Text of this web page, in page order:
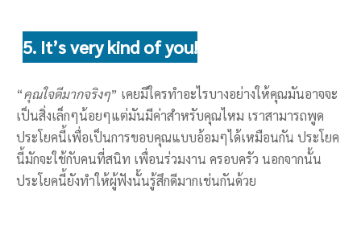
5. It’s very kind of you!
“คุณใจดีมากจริงๆ” เคยมีใครทำอะไรบางอย่างให้คุณมันอาจจะ
เป็นสิ่งเล็กๆน้อยๆแต่มันมีค่าสำหรับคุณไหม เราสามารถพูด
ประโยคนี้เพื่อเป็นการขอบคุณแบบอ้อมๆได้เหมือนกัน ประโยค
นี้มักจะใช้กับคนที่สนิท เพื่อนร่วมงาน ครอบครัว นอกจากนั้น
ประโยคนี้ยังทำให้ผู้ฟังนั้นรู้สึกดีมากเช่นกันด้วย